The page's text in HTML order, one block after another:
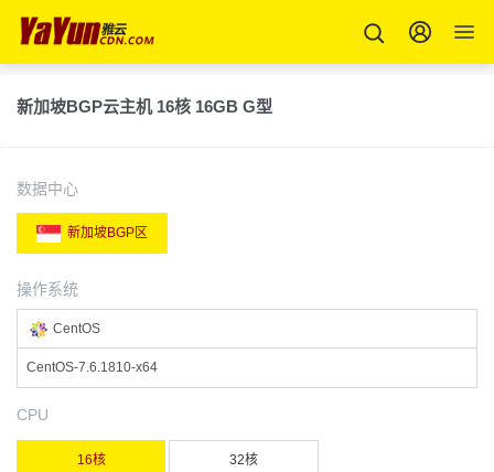
新加坡BGP云主机 16核 16GB G型
数据中心
新加坡BGP区
操作系统
CentOS
CentOS-7.6.1810-x64
CPU
16核 32核